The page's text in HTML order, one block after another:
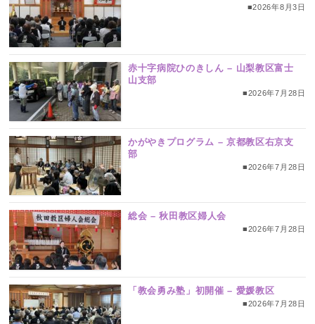
■2026年8月3日
赤十字病院ひのきしん – 山梨教区富士
山支部
■2026年7月28日
かがやきプログラム – 京都教区右京支
部
■2026年7月28日
総会 – 秋田教区婦人会
■2026年7月28日
「教会勇み塾」初開催 – 愛媛教区
■2026年7月28日